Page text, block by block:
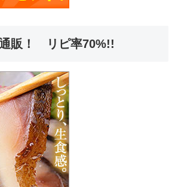
販！ リピ率70%!!